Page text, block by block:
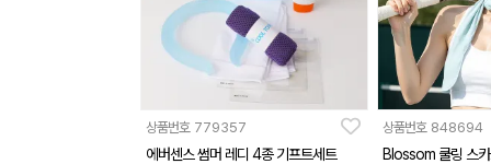
상품번호 779357
에버센스 썸머 레디 4종 기프트세트
상품번호 848694
Blossom 쿨링 스